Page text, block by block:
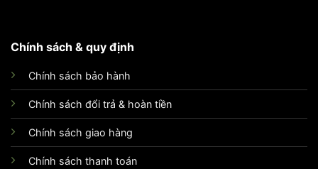
Chính sách & quy định
Chính sách bảo hành
Chính sách đổi trả & hoàn tiền
Chính sách giao hàng
Chính sách thanh toán